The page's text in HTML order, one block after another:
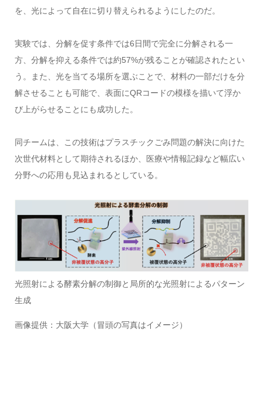
を、光によって自在に切り替えられるようにしたのだ。
実験では、分解を促す条件では6日間で完全に分解される一
方、分解を抑える条件では約57%が残ることが確認されたとい
う。また、光を当てる場所を選ぶことで、材料の一部だけを分
解させることも可能で、表面にQRコードの模様を描いて浮か
び上がらせることにも成功した。
同チームは、この技術はプラスチックごみ問題の解決に向けた
次世代材料として期待されるほか、医療や情報記録など幅広い
分野への応用も見込まれるとしている。
光照射による酵素分解の制御と局所的な光照射によるパターン
生成
画像提供：大阪大学（冒頭の写真はイメージ）